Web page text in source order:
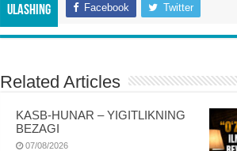
Ulashing Facebook Twitter
Related Articles
KASB-HUNAR – YIGITLIKNING
BEZAGI
07/08/2026